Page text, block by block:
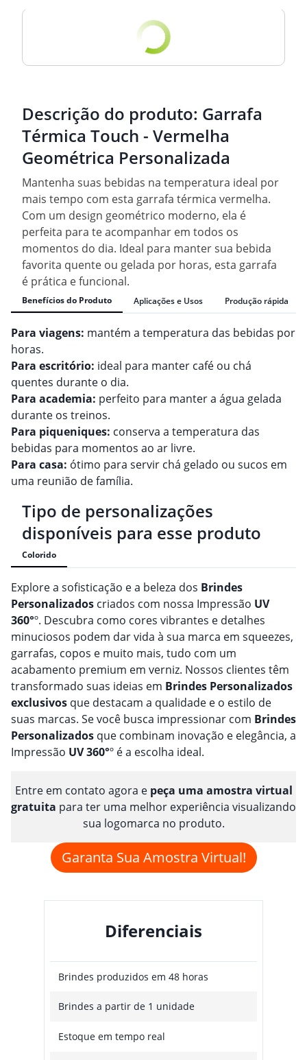
Descrição do produto: Garrafa
Térmica Touch - Vermelha
Geométrica Personalizada
Mantenha suas bebidas na temperatura ideal por
mais tempo com esta garrafa térmica vermelha.
Com um design geométrico moderno, ela é
perfeita para te acompanhar em todos os
momentos do dia. Ideal para manter sua bebida
favorita quente ou gelada por horas, esta garrafa
é prática e funcional.
Benefícios do Produto Aplicações e Usos Produção rápida
Para viagens: mantém a temperatura das bebidas por
horas.
Para escritório: ideal para manter café ou chá
quentes durante o dia.
Para academia: perfeito para manter a água gelada
durante os treinos.
Para piqueniques: conserva a temperatura das
bebidas para momentos ao ar livre.
Para casa: ótimo para servir chá gelado ou sucos em
uma reunião de família.
Tipo de personalizações
disponíveis para esse produto
Colorido
Explore a sofisticação e a beleza dos Brindes
Personalizados criados com nossa Impressão UV
360°º. Descubra como cores vibrantes e detalhes
minuciosos podem dar vida à sua marca em squeezes,
garrafas, copos e muito mais, tudo com um
acabamento premium em verniz. Nossos clientes têm
transformado suas ideias em Brindes Personalizados
exclusivos que destacam a qualidade e o estilo de
suas marcas. Se você busca impressionar com Brindes
Personalizados que combinam inovação e elegância, a
Impressão UV 360°º é a escolha ideal.
Entre em contato agora e peça uma amostra virtual
gratuita para ter uma melhor experiência visualizando
sua logomarca no produto.
Garanta Sua Amostra Virtual!
Diferenciais
Brindes produzidos em 48 horas
Brindes a partir de 1 unidade
Estoque em tempo real